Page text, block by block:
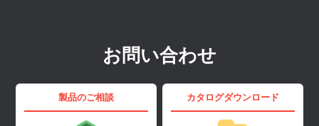
お問い合わせ
製品のご相談 カタログダウンロード